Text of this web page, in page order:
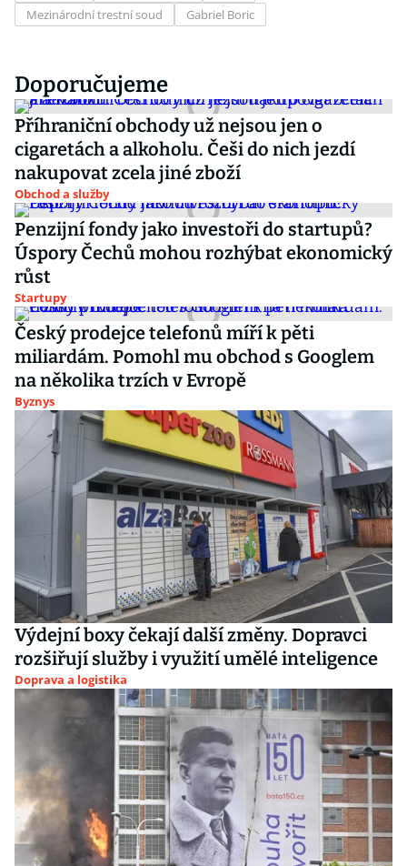
Mezinárodní trestní soud
Gabriel Boric
Doporučujeme
Příhraniční obchody už nejsou jen o
cigaretách a alkoholu. Češi do nich jezdí
nakupovat zcela jiné zboží
Obchod a služby
Penzijní fondy jako investoři do startupů?
Úspory Čechů mohou rozhýbat ekonomický
růst
Startupy
Český prodejce telefonů míří k pěti
miliardám. Pomohl mu obchod s Googlem
na několika trzích v Evropě
Byznys
Výdejní boxy čekají další změny. Dopravci
rozšiřují služby i využití umělé inteligence
Doprava a logistika